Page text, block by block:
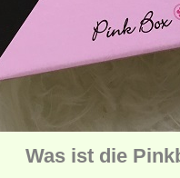
Was ist die